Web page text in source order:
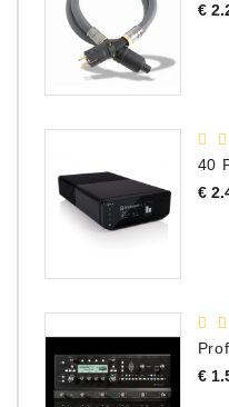
€
€
€